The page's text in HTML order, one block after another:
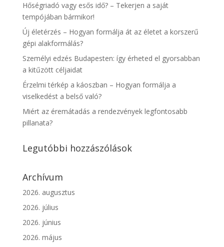
Hőségriadó vagy esős idő? – Tekerjen a saját
tempójában bármikor!
Új életérzés – Hogyan formálja át az életet a korszerű
gépi alakformálás?
Személyi edzés Budapesten: így érheted el gyorsabban
a kitűzött céljaidat
Érzelmi térkép a káoszban – Hogyan formálja a
viselkedést a belső való?
Miért az éremátadás a rendezvények legfontosabb
pillanata?
Legutóbbi hozzászólások
Archívum
2026. augusztus
2026. július
2026. június
2026. május